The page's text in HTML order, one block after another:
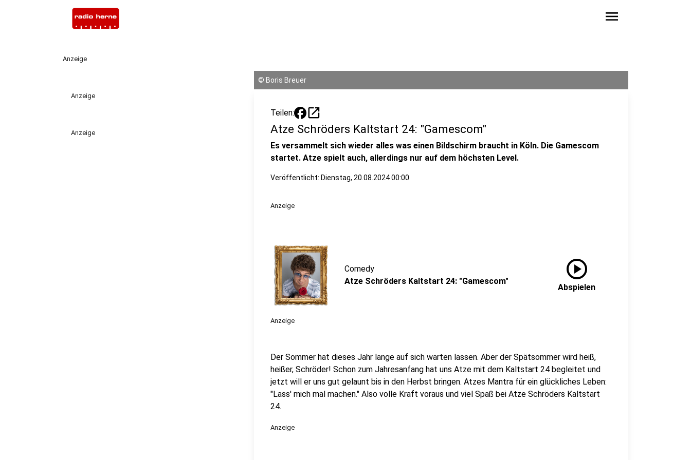
menu
Anzeige
Anzeige
Anzeige
© Boris Breuer
Teilen: open_in_new
Atze Schröders Kaltstart 24: "Gamescom"
Es versammelt sich wieder alles was einen Bildschirm braucht in Köln. Die Gamescom
startet. Atze spielt auch, allerdings nur auf dem höchsten Level.
Veröffentlicht: Dienstag, 20.08.2024 00:00
Anzeige
Comedy
Atze Schröders Kaltstart 24: "Gamescom"
play_circle
Abspielen
Anzeige
Der Sommer hat dieses Jahr lange auf sich warten lassen. Aber der Spätsommer wird heiß,
heißer, Schröder! Schon zum Jahresanfang hat uns Atze mit dem Kaltstart 24 begleitet und
jetzt will er uns gut gelaunt bis in den Herbst bringen. Atzes Mantra für ein glückliches Leben:
"Lass' mich mal machen." Also volle Kraft voraus und viel Spaß bei Atze Schröders Kaltstart
24.
Anzeige